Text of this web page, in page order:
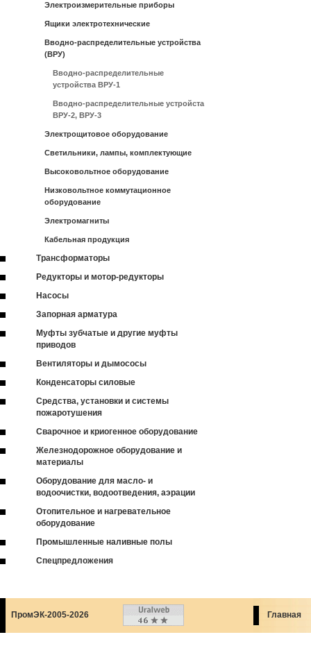
Электроизмерительные приборы
Ящики электротехнические
Вводно-распределительные устройства
(ВРУ)
Вводно-распределительные
устройства ВРУ-1
Вводно-распределительные устройста
ВРУ-2, ВРУ-3
Электрощитовое оборудование
Светильники, лампы, комплектующие
Высоковольтное оборудование
Низковольтное коммутационное
оборудование
Электромагниты
Кабельная продукция
Трансформаторы
Редукторы и мотор-редукторы
Насосы
Запорная арматура
Муфты зубчатые и другие муфты
приводов
Вентиляторы и дымососы
Конденсаторы силовые
Средства, установки и системы
пожаротушения
Сварочное и криогенное оборудование
Железнодорожное оборудование и
материалы
Оборудование для масло- и
водоочистки, водоотведения, аэрации
Отопительное и нагревательное
оборудование
Промышленные наливные полы
Спецпредложения
ПромЭК-2005-2026 Главная